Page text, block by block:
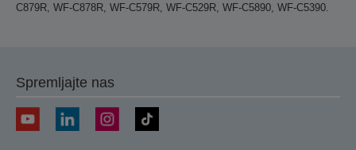
C879R, WF-C878R, WF-C579R, WF-C529R, WF-C5890, WF-C5390.
Spremljajte nas